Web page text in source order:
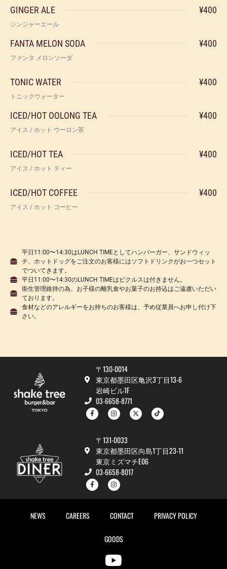
GINGER ALE ¥400
ジンジャーエール
FANTA MELON SODA ¥400
ファンタ メロンソーダ
TONIC WATER ¥400
トニックウォーター
ICED/HOT OOLONG TEA ¥400
アイス / ホット ウーロン茶
ICED/HOT TEA ¥400
アイス / ホット ティー
ICED/HOT COFFEE ¥400
アイス / ホット コーヒー
平日11:00〜14:30はLUNCH TIMEとしてハンバーガー、サンドウィッ
チ、ホットドッグをご注文のお客様にはソフトドリンクがお一つセット
でついてきます。
平日11:00〜14:30のLUNCH TIMEはピクルスは付きません。
衛生管理維持の為、お子様の離乳食やお菓子のお持込はご遠慮いただい
ております。
食材などのアレルギーをお持ちのお客様は、予め従業員へお申し付け下
さい。
〒130-0014
東京都墨田区亀沢3丁目13-6
岩崎ビル1F
03-6658-8771
〒131-0033
東京都墨田区向島1丁目23-11
東京ミズマチE06
03-6658-8017
NEWS CAREERS CONTACT PRIVACY POLICY
GOODS